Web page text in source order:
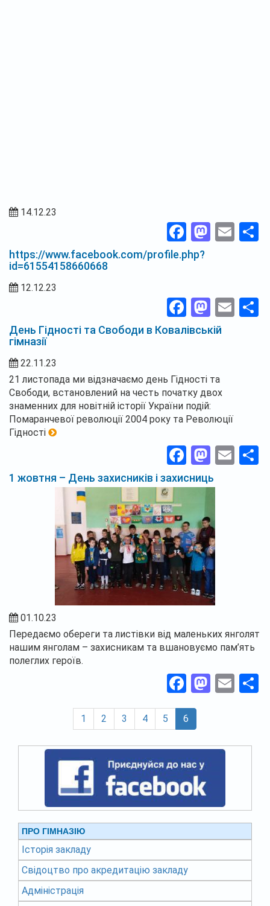
14.12.23
Facebook
https://www.facebook.com/profile.php?
id=61554158660668
12.12.23
Facebook
День Гідності та Свободи в Ковалівській
гімназії
22.11.23
21 листопада ми відзначаємо день Гідності та
Свободи, встановлений на честь початку двох
знаменних для новітній історії України подій:
Помаранчевої революції 2004 року та Революції
Гідності
Facebook
1 жовтня – День захисників і захисниць
01.10.23
Передаємо обереги та листівки від маленьких янголят
нашим янголам – захисникам та вшановуємо пам’ять
полеглих героїв.
Facebook
1 2 3 4 5 6
ПРО ГІМНАЗІЮ
Історія закладу
Свідоцтво про акредитацію закладу
Адміністрація